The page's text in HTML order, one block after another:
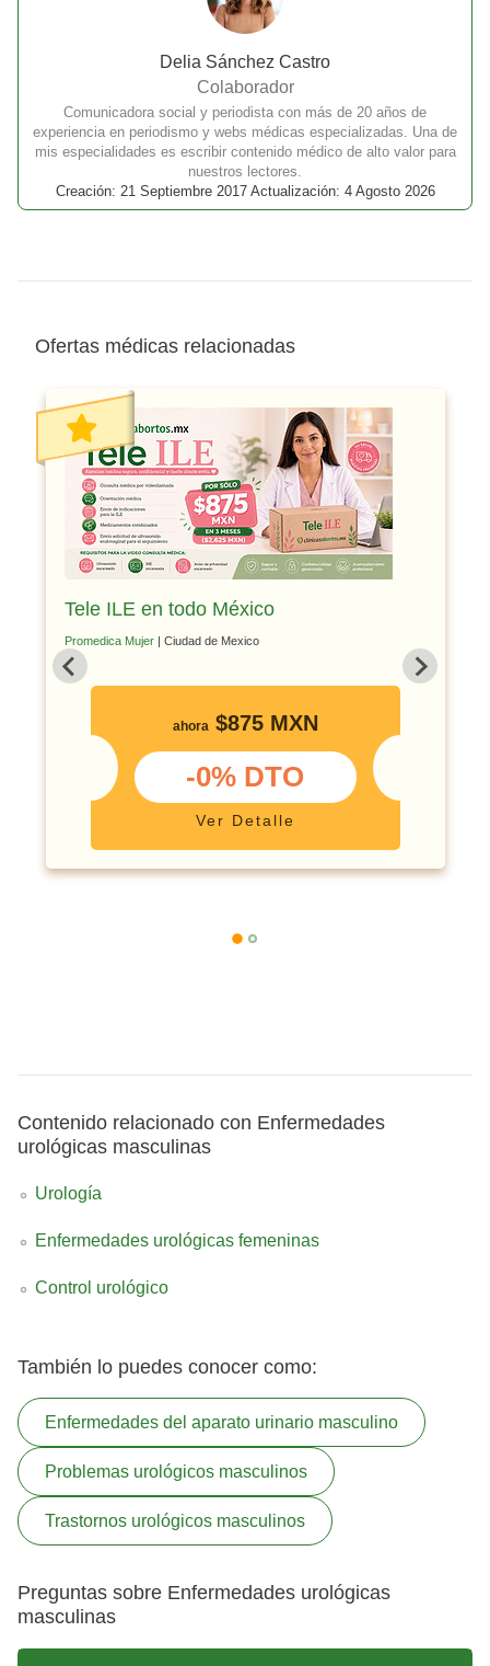
Delia Sánchez Castro
Colaborador
Comunicadora social y periodista con más de 20 años de
experiencia en periodismo y webs médicas especializadas. Una de
mis especialidades es escribir contenido médico de alto valor para
nuestros lectores.
Creación: 21 Septiembre 2017 Actualización: 4 Agosto 2026
Ofertas médicas relacionadas
Tele ILE en todo México
Promedica Mujer | Ciudad de Mexico
ahora $875 MXN
-0% DTO
Ver Detalle
Contenido relacionado con Enfermedades
urológicas masculinas
Urología
Enfermedades urológicas femeninas
Control urológico
También lo puedes conocer como:
Enfermedades del aparato urinario masculino
Problemas urológicos masculinos
Trastornos urológicos masculinos
Preguntas sobre Enfermedades urológicas
masculinas